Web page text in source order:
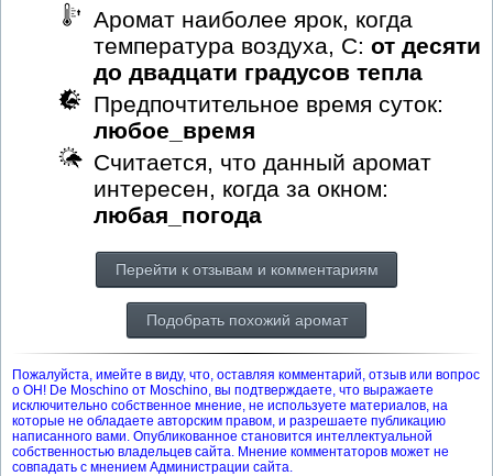
Аромат наиболее ярок, когда
температура воздуха, С: от десяти
до двадцати градусов тепла
Предпочтительное время суток:
любое_время
Считается, что данный аромат
интересен, когда за окном:
любая_погода
Перейти к отзывам и комментариям
Подобрать похожий аромат
Пожалуйста, имейте в виду, что, оставляя комментарий, отзыв или вопрос
о OH! De Moschino от Moschino, вы подтверждаете, что выражаете
исключительно собственное мнение, не используете материалов, на
которые не обладаете авторским правом, и разрешаете публикацию
написанного вами. Опубликованное становится интеллектуальной
собственностью владельцев сайта. Мнение комментаторов может не
совпадать с мнением Администрации сайта.